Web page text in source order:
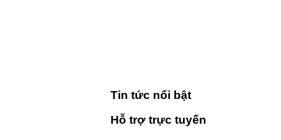
Tin tức nổi bật
Hỗ trợ trực tuyến